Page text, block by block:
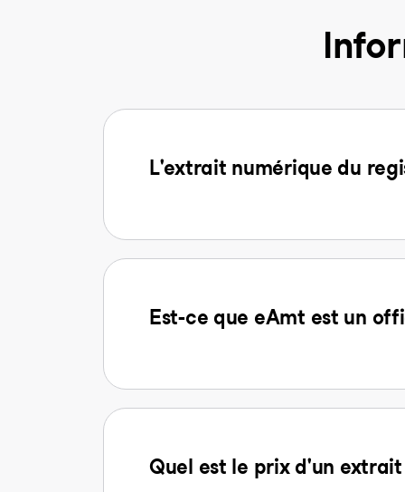
L'extrait numérique du
Est-ce que eAmt est un
Quel est le prix d'un